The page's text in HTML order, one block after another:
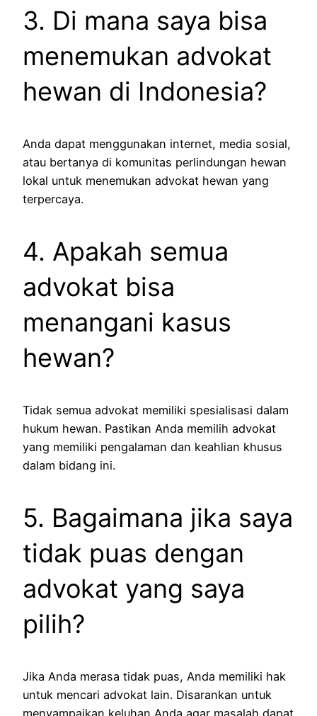
3. Di mana saya bisa
menemukan advokat
hewan di Indonesia?
Anda dapat menggunakan internet, media sosial,
atau bertanya di komunitas perlindungan hewan
lokal untuk menemukan advokat hewan yang
terpercaya.
4. Apakah semua
advokat bisa
menangani kasus
hewan?
Tidak semua advokat memiliki spesialisasi dalam
hukum hewan. Pastikan Anda memilih advokat
yang memiliki pengalaman dan keahlian khusus
dalam bidang ini.
5. Bagaimana jika saya
tidak puas dengan
advokat yang saya
pilih?
Jika Anda merasa tidak puas, Anda memiliki hak
untuk mencari advokat lain. Disarankan untuk
menyampaikan keluhan Anda agar masalah dapat